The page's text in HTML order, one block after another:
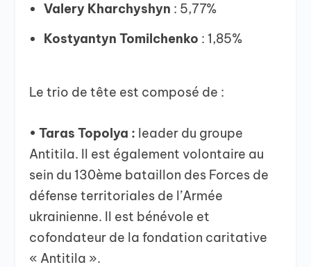
Valery Kharchyshyn : 5,77%
Kostyantyn Tomilchenko : 1,85%
Le trio de tête est composé de :
• Taras Topolya : leader du groupe
Antitila. Il est également volontaire au
sein du 130ème bataillon des Forces de
défense territoriales de l’Armée
ukrainienne. Il est bénévole et
cofondateur de la fondation caritative
« Antitila ».